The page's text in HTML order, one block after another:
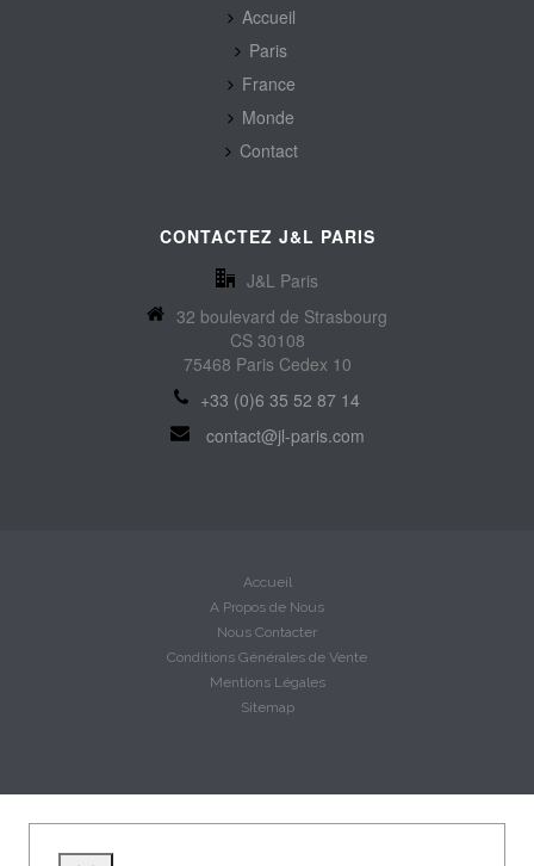
Accueil
Paris
France
Monde
Contact
CONTACTEZ J&L PARIS
J&L Paris
32 boulevard de Strasbourg
CS 30108
75468 Paris Cedex 10
+33 (0)6 35 52 87 14
contact@jl-paris.com
Accueil
A Propos de Nous
Nous Contacter
Conditions Générales de Vente
Mentions Légales
Sitemap